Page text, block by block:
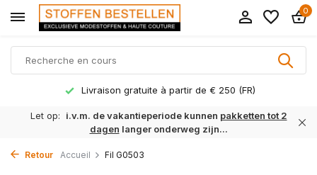
0
Livraison gratuite à partir de € 250 (FR)
Let op: i.v.m. de vakantieperiode kunnen pakketten tot 2
dagen langer onderweg zijn...
Retour Accueil Fil G0503